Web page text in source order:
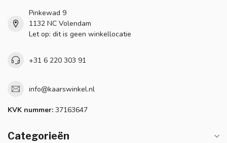
Pinkewad 9
1132 NC Volendam
Let op: dit is geen winkellocatie
+31 6 220 303 91
info@kaarswinkel.nl
KVK nummer: 37163647
Categorieën